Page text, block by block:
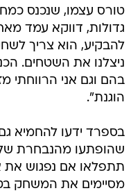
טורס עצמו, שנכנס
גדולות, דווקא עמד
להבקיע, הוא צריך
ניצלנו את השטחים.
בהם וגם אני הרווחתי
הוגנת".
בספרד ידעו להחמיא
שהופתעו מהנבחרת
תתפלאו אם נפגוש את
מסיימים את המשחק